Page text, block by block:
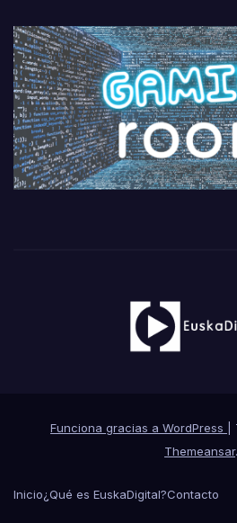
Funciona gracias a WordPress
Themeansar.
Inicio¿Qué es EuskaDigital?Contacto